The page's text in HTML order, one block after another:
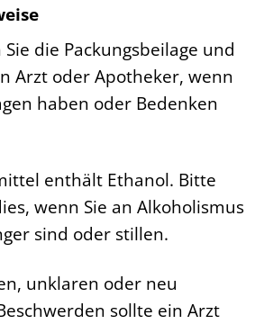
die Packungsbeilage und
Arzt oder Apotheker, wenn
haben oder Bedenken
enthält Ethanol. Bitte
wenn Sie an Alkoholismus
sind oder stillen.
unklaren oder neu
sollte ein Arzt